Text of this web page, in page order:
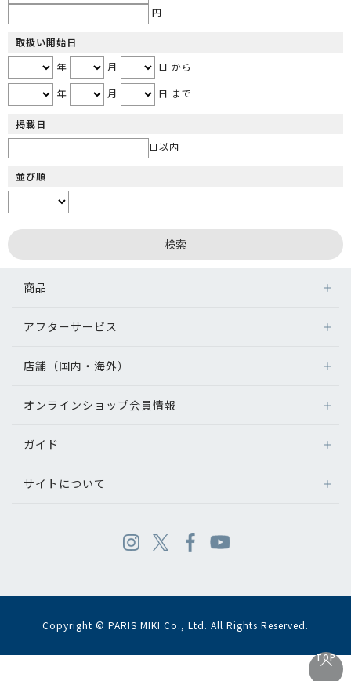
円
取扱い開始日
年
月
日 から
年
月 日 まで
掲載日
日以内
並び順
TOP
商品
アフターサービス
店舗（国内・海外）
オンラインショップ会員情報
ガイド
サイトについて
Copyright © PARIS MIKI Co., Ltd. All Rights Reserved.